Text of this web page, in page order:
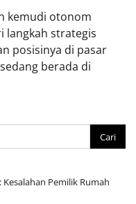
kemudi otonom
langkah strategis
posisinya di pasar
berada di
Pemilik Rumah